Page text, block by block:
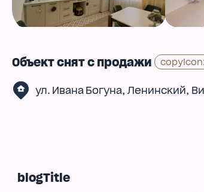
Объект снят с продажи copyIcon
ул. Ивана Богуна, Ленинский,
blogTitle